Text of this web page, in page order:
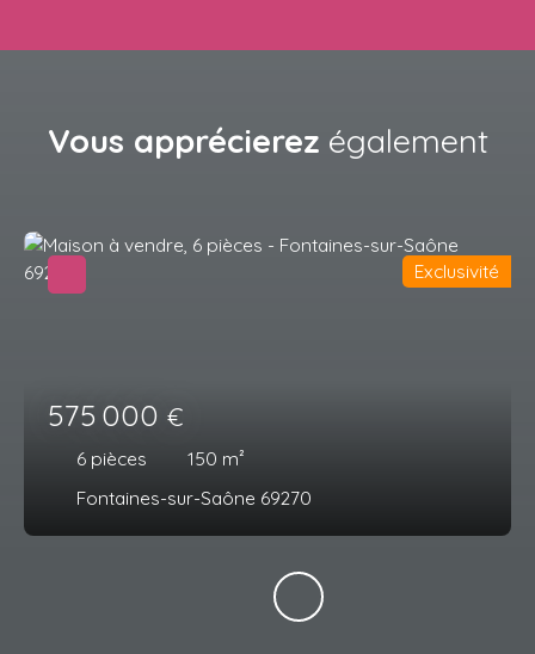
Vous apprécierez également
575 000 €
6 pièces 150 m²
Fontaines-sur-Saône 69270
Exclusivité